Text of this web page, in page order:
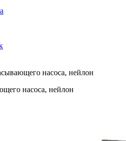
насоса, нейлон
насоса, нейлон